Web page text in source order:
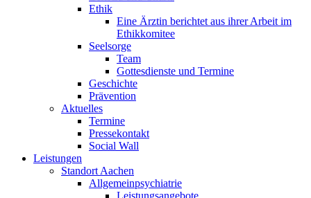
Ethik
Eine Ärztin berichtet aus ihrer Arbeit im
Ethikkomitee
Seelsorge
Team
Gottesdienste und Termine
Geschichte
Prävention
Aktuelles
Termine
Pressekontakt
Social Wall
Leistungen
Standort Aachen
Allgemeinpsychiatrie